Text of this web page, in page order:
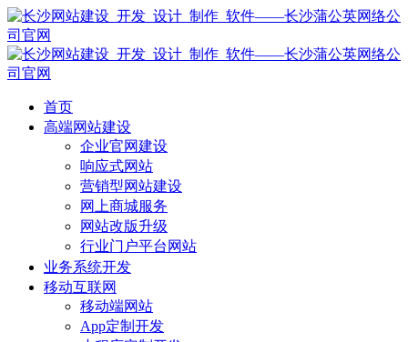
首页
高端网站建设
企业官网建设
响应式网站
营销型网站建设
网上商城服务
网站改版升级
行业门户平台网站
业务系统开发
移动互联网
移动端网站
App定制开发